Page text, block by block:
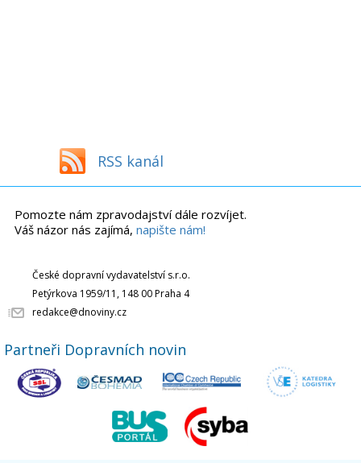
RSS kanál
Pomozte nám zpravodajství dále rozvíjet.
Váš názor nás zajímá, napište nám!
České dopravní vydavatelství s.r.o.
Petýrkova 1959/11, 148 00 Praha 4
redakce@dnoviny.cz
Partneři Dopravních novin